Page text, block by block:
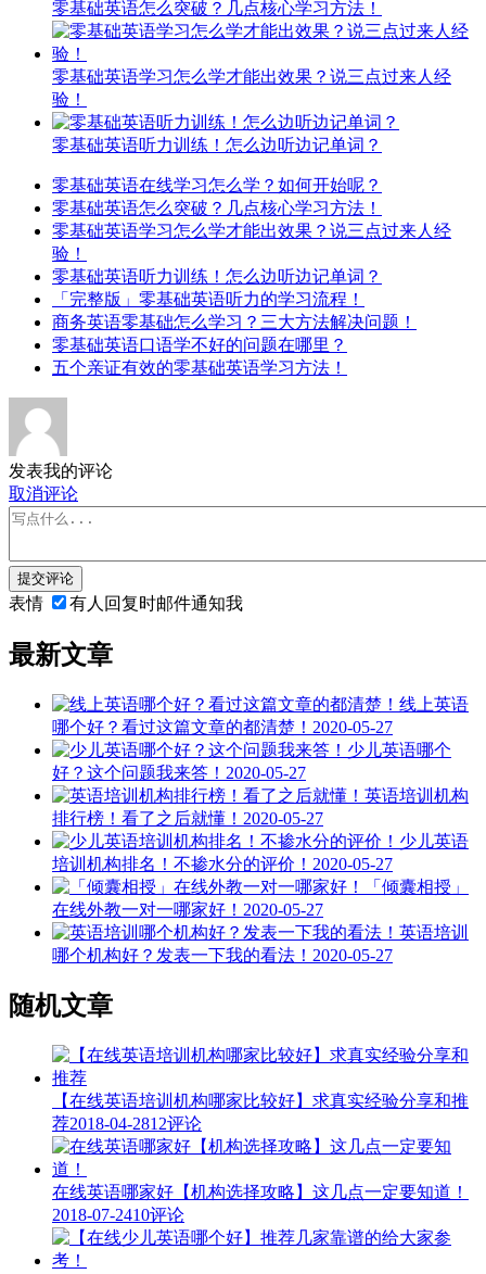
零基础英语怎么突破？几点核心学习方法！
零基础英语学习怎么学才能出效果？说三点过来人经
验！
零基础英语听力训练！怎么边听边记单词？
零基础英语在线学习怎么学？如何开始呢？
零基础英语怎么突破？几点核心学习方法！
零基础英语学习怎么学才能出效果？说三点过来人经
验！
零基础英语听力训练！怎么边听边记单词？
「完整版」零基础英语听力的学习流程！
商务英语零基础怎么学习？三大方法解决问题！
零基础英语口语学不好的问题在哪里？
五个亲证有效的零基础英语学习方法！
发表我的评论
取消评论
提交评论
表情 有人回复时邮件通知我
最新文章
线上英语
哪个好？看过这篇文章的都清楚！ 2020-05-27
少儿英语哪个
好？这个问题我来答！ 2020-05-27
英语培训机构
排行榜！看了之后就懂！ 2020-05-27
少儿英语
培训机构排名！不掺水分的评价！ 2020-05-27
「倾囊相授」
在线外教一对一哪家好！ 2020-05-27
英语培训
哪个机构好？发表一下我的看法！ 2020-05-27
随机文章
【在线英语培训机构哪家比较好】求真实经验分享和推
荐2018-04-2812评论
在线英语哪家好【机构选择攻略】这几点一定要知道！
2018-07-2410评论